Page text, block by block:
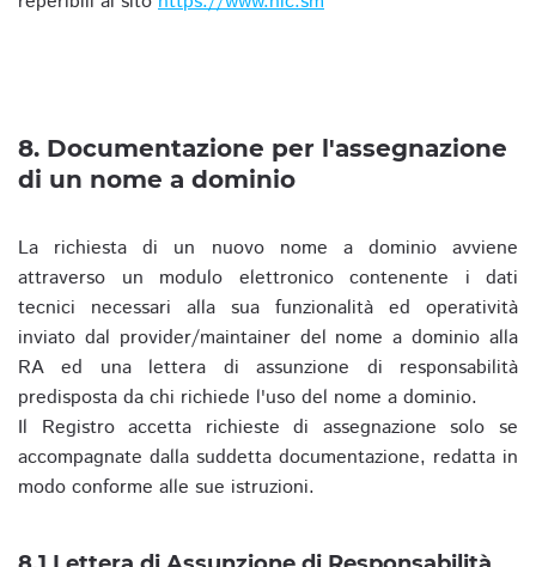
8. Documentazione per l'assegnazione
di un nome a dominio
La richiesta di un nuovo nome a dominio avviene
attraverso un modulo elettronico contenente i dati
tecnici necessari alla sua funzionalità ed operatività
inviato dal provider/maintainer del nome a dominio alla
RA ed una lettera di assunzione di responsabilità
predisposta da chi richiede l'uso del nome a dominio.
Il Registro accetta richieste di assegnazione solo se
accompagnate dalla suddetta documentazione, redatta in
modo conforme alle sue istruzioni.